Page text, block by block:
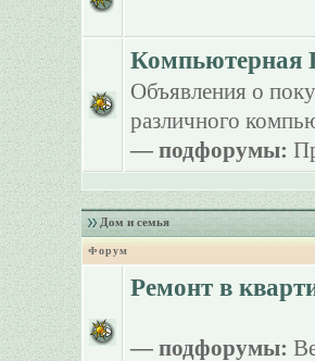
Компьютерная
Объявления о
различного
— подфорумы:
Дом и семья
Форум
Ремонт в
— подфорумы: